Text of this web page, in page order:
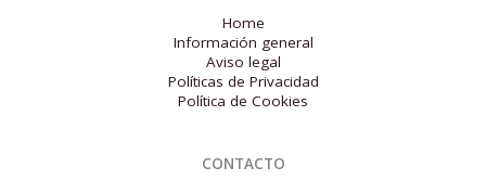
Home
Información general
Aviso legal
Políticas de Privacidad
Política de Cookies
CONTACTO